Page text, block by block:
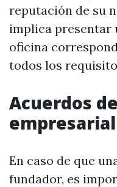
reputación de su
implica presentar
oficina
todos los
Acuerdos
empresarial
En caso de que
fundador, es